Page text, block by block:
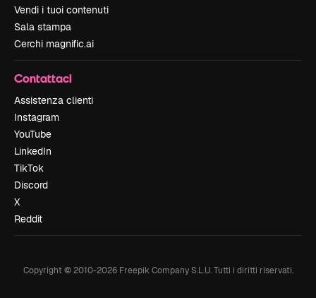
Vendi i tuoi contenuti
Sala stampa
Cerchi magnific.ai
Contattaci
Assistenza clienti
Instagram
YouTube
LinkedIn
TikTok
Discord
X
Reddit
Copyright © 2010-2026Freepik Company S.L.U. Tutti i diritti riservati.